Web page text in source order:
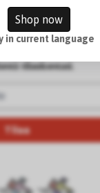
asiantuntijaksi –
tilauksestasi.
Shop now
in current language